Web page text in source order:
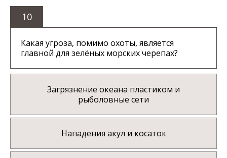
10
Какая угроза, помимо охоты, является
главной для зелёных морских черепах?
Загрязнение океана пластиком и
рыболовные сети
Нападения акул и косаток